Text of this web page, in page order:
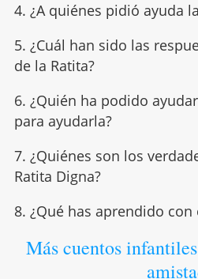
4. ¿A quiénes pidió ayuda
5. ¿Cuál han sido las
de la Ratita?
6. ¿Quién ha podido
para ayudarla?
7. ¿Quiénes son los
Ratita Digna?
8. ¿Qué has aprendido con
Más cuentos